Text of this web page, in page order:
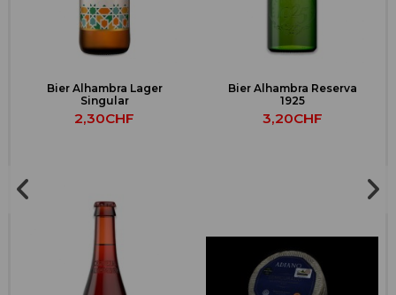
Bier Alhambra Lager
Singular
2,30CHF
Bier Alhambra Reserva
1925
3,20CHF